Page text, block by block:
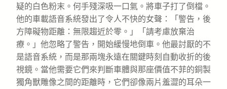
疑的白色粉末。何手殘深吸一口氣。將車子打了倒檔。
他的車載語音系統發出了令人不快的女聲：「警告，後
方障礙物距離：無限趨近於零。」「請考慮放棄治
療。」他忽略了警告，開始緩慢地倒車。他最討厭的不
是語音系統，而是那兩塊永遠在關鍵時刻自動收折的後
視鏡。當他需要它們來判斷車體與那座價值不菲的銅製
獨角獸雕像之間的距離時，它們卻像兩片羞澀的耳朵一